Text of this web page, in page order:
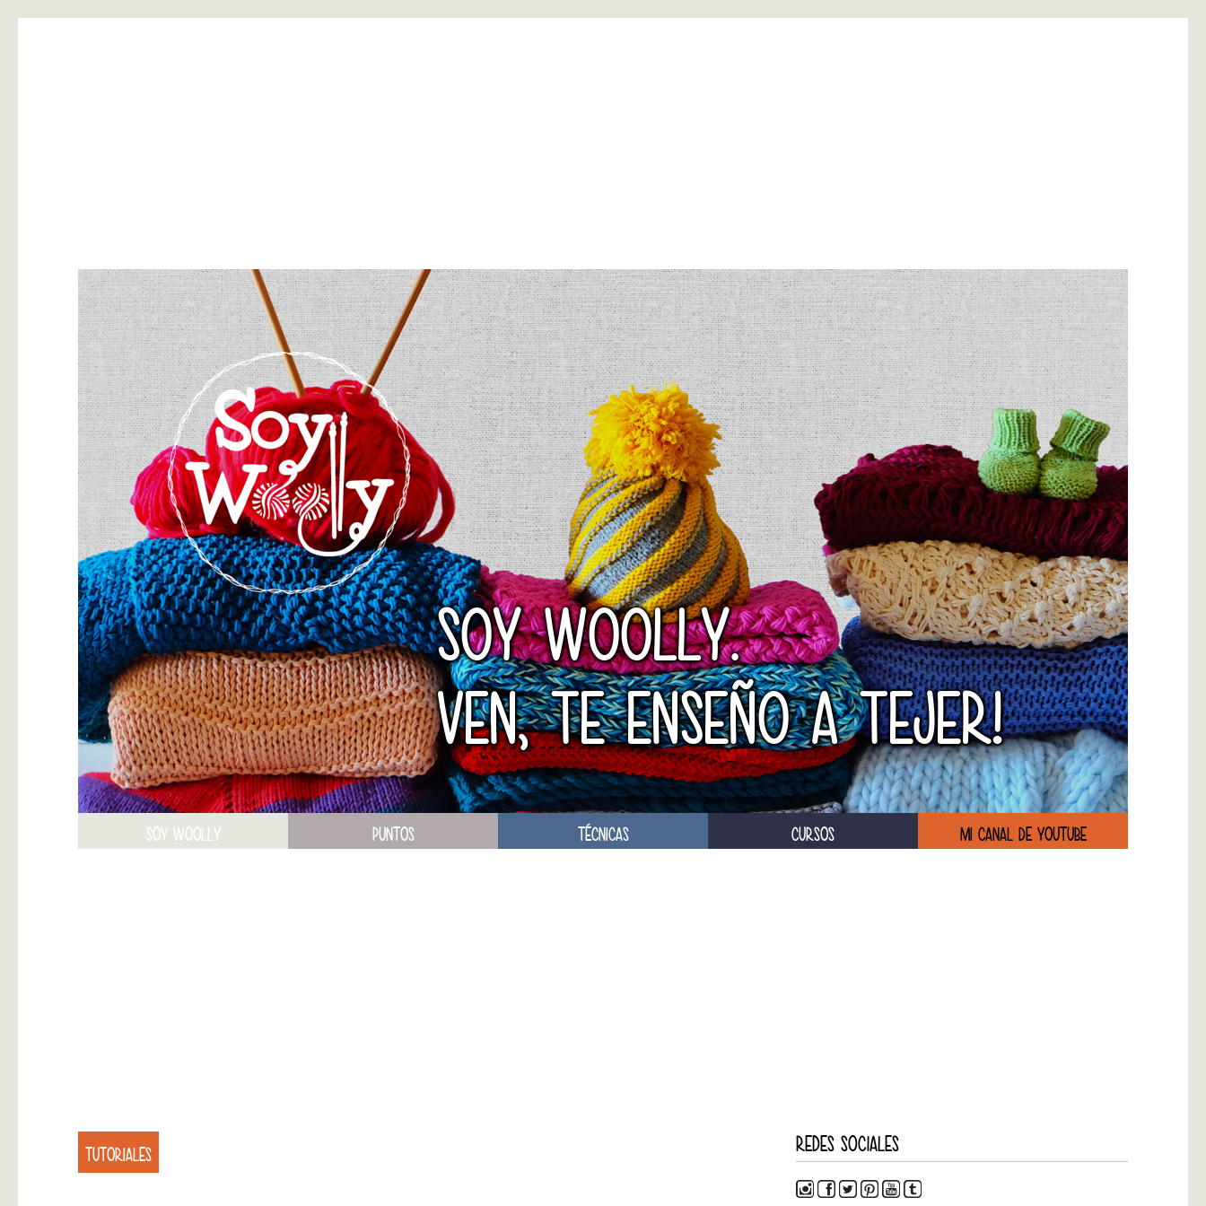
SOY WOOLLY.
VEN, TE ENSEÑO A TEJER!
SOY WOOLLY PUNTOS TÉCNICAS CURSOS MI CANAL DE YOUTUBE
TUTORIALES REDES SOCIALES